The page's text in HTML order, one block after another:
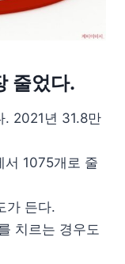
줄었다.
. 2021년 31.8만
서 1075개로 줄
가 든다.
치르는 경우도